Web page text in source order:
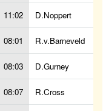
11:02 D.Noppert
08:01 R.v.Barneveld
08:03 D.Gurney
08:07 R.Cross